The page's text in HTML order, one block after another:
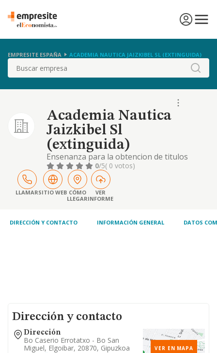
EMPRESITE ESPAÑA ACADEMIA NAUTICA JAIZKIBEL SL (EXTINGUIDA)
Buscar
Academia Nautica
Jaizkibel Sl
(extinguida)
Ensenanza para la obtencion de titulos
deportivos necesarios para la navegacion.
0/5( 0 votos)
LLAMARSITIO WEB CÓMO
LLEGAR
VER
INFORME
DIRECCIÓN Y CONTACTO INFORMACIÓN GENERAL DATOS
Dirección y contacto
Dirección
Bo Caserio Errotatxo - Bo San
Miguel, Elgoibar, 20870, Gipuzkoa
VER EN MAPA